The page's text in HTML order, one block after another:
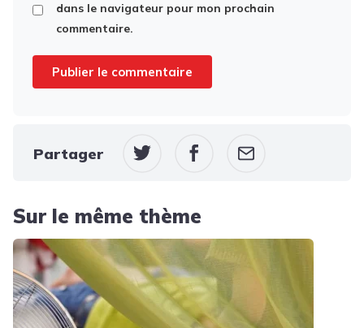
dans le navigateur pour mon prochain
commentaire.
Partager
Sur le même thème